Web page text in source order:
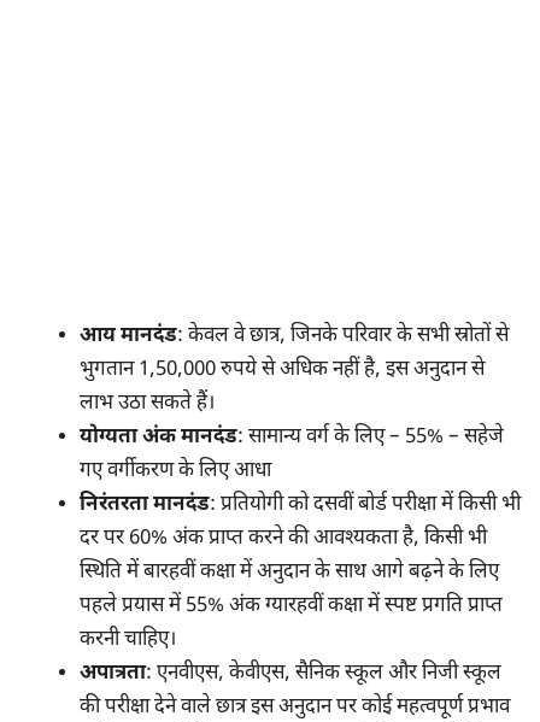
आय मानदंड: केवल वे छात्र, जिनके परिवार के सभी स्रोतों से
भुगतान 1,50,000 रुपये से अधिक नहीं है, इस अनुदान से
लाभ उठा सकते हैं।
योग्यता अंक मानदंड: सामान्य वर्ग के लिए – 55% – सहेजे
गए वर्गीकरण के लिए आधा
निरंतरता मानदंड: प्रतियोगी को दसवीं बोर्ड परीक्षा में किसी भी
दर पर 60% अंक प्राप्त करने की आवश्यकता है, किसी भी
स्थिति में बारहवीं कक्षा में अनुदान के साथ आगे बढ़ने के लिए
पहले प्रयास में 55% अंक ग्यारहवीं कक्षा में स्पष्ट प्रगति प्राप्त
करनी चाहिए।
अपात्रता: एनवीएस, केवीएस, सैनिक स्कूल और निजी स्कूल
की परीक्षा देने वाले छात्र इस अनुदान पर कोई महत्वपूर्ण प्रभाव